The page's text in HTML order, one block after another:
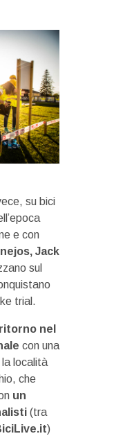
su bici
e con
Jack
sul
trial.
ritorno nel
con una
località
che
un
(tra
)